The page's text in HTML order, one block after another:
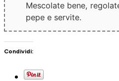
Mescolate bene,
pepe e servite.
Condividi: